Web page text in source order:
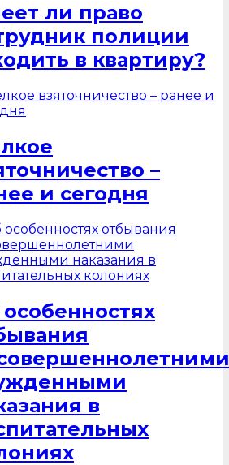
ли право
полиции
в квартиру?
–
и сегодня
в